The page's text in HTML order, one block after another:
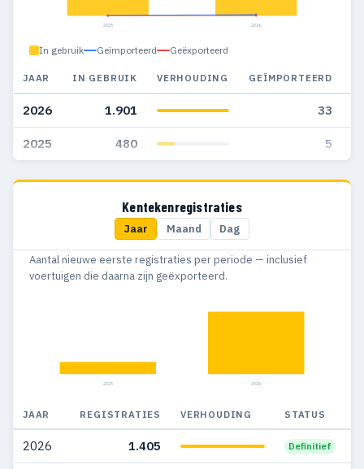
2025 2026
In gebruik Geïmporteerd Geëxporteerd
JAAR IN GEBRUIK VERHOUDING GEÏMPORTEERD
2026 1.901 33
2025 480 5
Kentekenregistraties
Jaar Maand Dag
Aantal nieuwe eerste registraties per periode — inclusief
voertuigen die daarna zijn geëxporteerd.
2025 2026
JAAR REGISTRATIES VERHOUDING STATUS
2026 1.405 Definitief